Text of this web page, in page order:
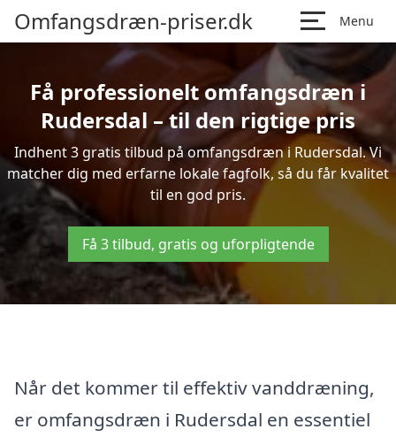
Omfangsdræn-priser.dk Menu
Få professionelt omfangsdræn i
Rudersdal – til den rigtige pris
Indhent 3 gratis tilbud på omfangsdræn i Rudersdal. Vi
matcher dig med erfarne lokale fagfolk, så du får kvalitet
til en god pris.
Få 3 tilbud, gratis og uforpligtende
Når det kommer til effektiv vanddræning,
er omfangsdræn i Rudersdal en essentiel